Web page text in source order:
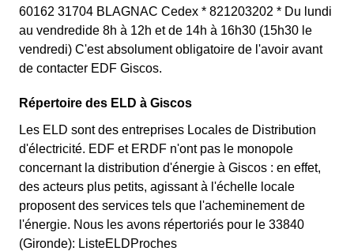
60162 31704 BLAGNAC Cedex * 821203202 * Du lundi
au vendredide 8h à 12h et de 14h à 16h30 (15h30 le
vendredi) C'est absolument obligatoire de l'avoir avant
de contacter EDF Giscos.
Répertoire des ELD à Giscos
Les ELD sont des entreprises Locales de Distribution
d'électricité. EDF et ERDF n'ont pas le monopole
concernant la distribution d'énergie à Giscos : en effet,
des acteurs plus petits, agissant à l'échelle locale
proposent des services tels que l'acheminement de
l'énergie. Nous les avons répertoriés pour le 33840
(Gironde): ListeELDProches